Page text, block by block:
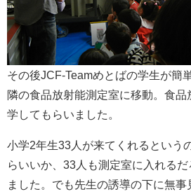
その後JCF-Teamめとばの学生が簡
隣の食品放射能測定室に移動。食
学してもらいました。
小学2年生33人が来てくれるという
らいいか、33人も測定室に入れる
ました。でも先生の誘導の下に無